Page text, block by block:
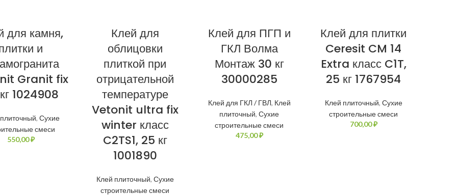
для камня,
и
Granit fix
1024908
, Сухие
смеси
₽
Клей для
облицовки
плиткой при
отрицательной
температуре
Vetonit ultra fix
winter класс
C2TS1, 25 кг
1001890
Клей плиточный, Сухие
строительные смеси
Клей для ПГП и
ГКЛ Волма
Монтаж 30 кг
30000285
Клей для ГКЛ / ГВЛ, Клей
плиточный,Сухие
строительные смеси
₽
Клей для плитки
Ceresit CM 14
Extra класс C1T,
25 кг 1767954
Клей плиточный, Сухие
строительные смеси
₽